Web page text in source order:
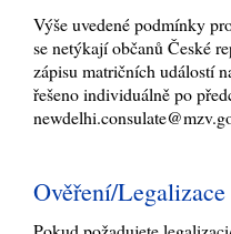
Výše uvedené podmínky
se netýkají občanů České
zápisu matričních událostí
řešeno individuálně po
Ověření/